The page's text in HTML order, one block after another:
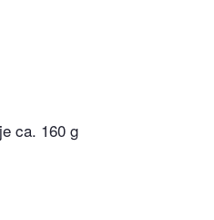
ca. 160 g